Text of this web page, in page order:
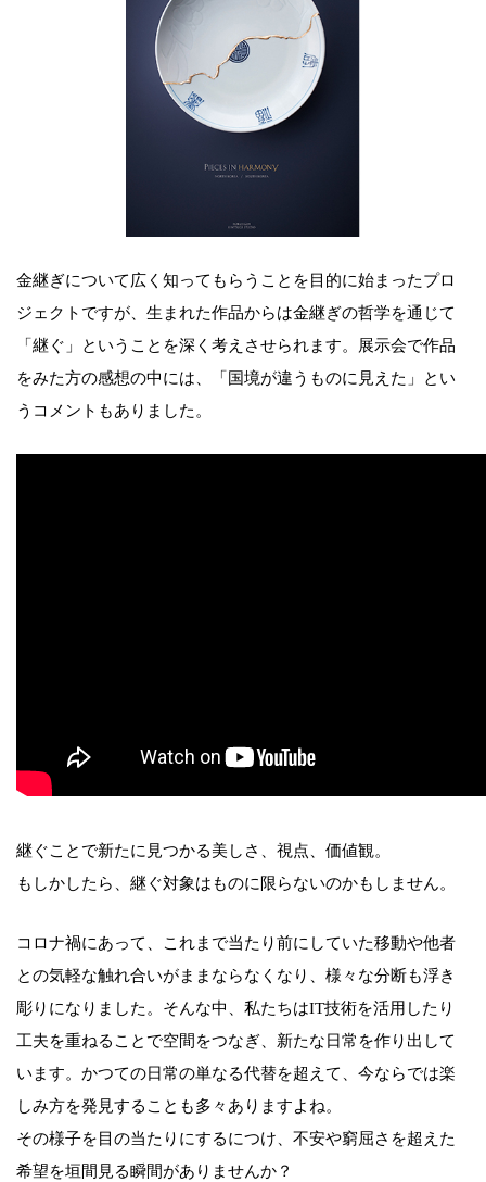
金継ぎについて広く知ってもらうことを目的に始まったプロ
ジェクトですが、生まれた作品からは金継ぎの哲学を通じて
「継ぐ」ということを深く考えさせられます。展示会で作品
をみた方の感想の中には、「国境が違うものに見えた」とい
うコメントもありました。
継ぐことで新たに見つかる美しさ、視点、価値観。
もしかしたら、継ぐ対象はものに限らないのかもしません。
コロナ禍にあって、これまで当たり前にしていた移動や他者
との気軽な触れ合いがままならなくなり、様々な分断も浮き
彫りになりました。そんな中、私たちはIT技術を活用したり
工夫を重ねることで空間をつなぎ、新たな日常を作り出して
います。かつての日常の単なる代替を超えて、今ならでは楽
しみ方を発見することも多々ありますよね。
その様子を目の当たりにするにつけ、不安や窮屈さを超えた
希望を垣間見る瞬間がありませんか？